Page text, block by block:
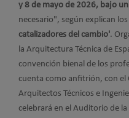
y 8 de mayo de 2026, bajo
necesario", según explican
catalizadores del cambio'.
la Arquitectura Técnica de
convención bienal de los
cuenta como anfitrión, con el
Arquitectos Técnicos e
celebrará en el Auditorio de